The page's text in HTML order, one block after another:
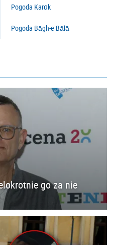
Pogoda Karūk
Pogoda Bāgh-e Bālā
go za nie